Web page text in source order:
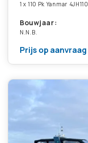
1 x 110 Pk Yanmar
Bouwjaar:
N.N.B.
Prijs op aanvraag